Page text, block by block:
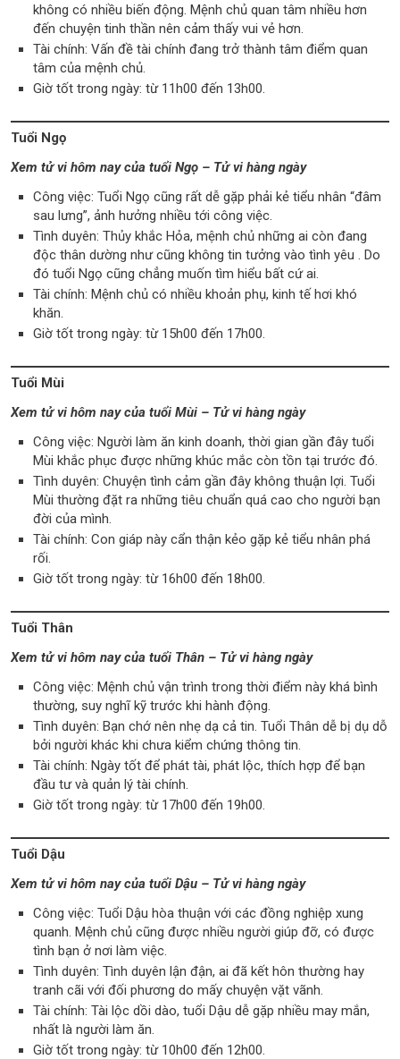
không có nhiều biến động. Mệnh chủ quan tâm nhiều hơn
đến chuyện tinh thần nên cảm thấy vui vẻ hơn.
Tài chính: Vấn đề tài chính đang trở thành tâm điểm quan
tâm của mệnh chủ.
Giờ tốt trong ngày: từ 11h00 đến 13h00.
Tuổi Ngọ
Xem tử vi hôm nay của tuổi Ngọ – Tử vi hàng ngày
Công việc: Tuổi Ngọ cũng rất dễ gặp phải kẻ tiểu nhân “đâm
sau lưng”, ảnh hưởng nhiều tới công việc.
Tình duyên: Thủy khắc Hỏa, mệnh chủ những ai còn đang
độc thân dường như cũng không tin tưởng vào tình yêu . Do
đó tuổi Ngọ cũng chẳng muốn tìm hiểu bất cứ ai.
Tài chính: Mệnh chủ có nhiều khoản phụ, kinh tế hơi khó
khăn.
Giờ tốt trong ngày: từ 15h00 đến 17h00.
Tuổi Mùi
Xem tử vi hôm nay của tuổi Mùi – Tử vi hàng ngày
Công việc: Người làm ăn kinh doanh, thời gian gần đây tuổi
Mùi khắc phục được những khúc mắc còn tồn tại trước đó.
Tình duyên: Chuyện tình cảm gần đây không thuận lợi. Tuổi
Mùi thường đặt ra những tiêu chuẩn quá cao cho người bạn
đời của mình.
Tài chính: Con giáp này cẩn thận kẻo gặp kẻ tiểu nhân phá
rối.
Giờ tốt trong ngày: từ 16h00 đến 18h00.
Tuổi Thân
Xem tử vi hôm nay của tuổi Thân – Tử vi hàng ngày
Công việc: Mệnh chủ vận trình trong thời điểm này khá bình
thường, suy nghĩ kỹ trước khi hành động.
Tình duyên: Bạn chớ nên nhẹ dạ cả tin. Tuổi Thân dễ bị dụ dỗ
bởi người khác khi chưa kiểm chứng thông tin.
Tài chính: Ngày tốt để phát tài, phát lộc, thích hợp để bạn
đầu tư và quản lý tài chính.
Giờ tốt trong ngày: từ 17h00 đến 19h00.
Tuổi Dậu
Xem tử vi hôm nay của tuổi Dậu – Tử vi hàng ngày
Công việc: Tuổi Dậu hòa thuận với các đồng nghiệp xung
quanh. Mệnh chủ cũng được nhiều người giúp đỡ, có được
tình bạn ở nơi làm việc.
Tình duyên: Tình duyên lận đận, ai đã kết hôn thường hay
tranh cãi với đối phương do mấy chuyện vặt vãnh.
Tài chính: Tài lộc dồi dào, tuổi Dậu dễ gặp nhiều may mắn,
nhất là người làm ăn.
Giờ tốt trong ngày: từ 10h00 đến 12h00.